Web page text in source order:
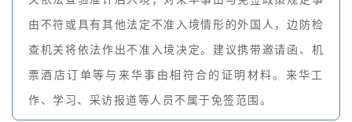
由不符或具有其他法定不准入境情形的外国人，边防检
查机关将依法作出不准入境决定。建议携带邀请函、机
票酒店订单等与来华事由相符合的证明材料。来华工
作、学习、采访报道等人员不属于免签范围。